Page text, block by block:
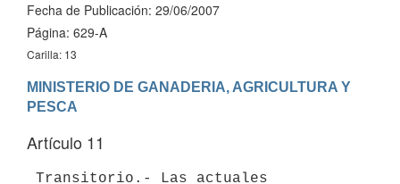
Fecha de Publicación: 29/06/2007
Página: 629-A
Carilla: 13
MINISTERIO DE GANADERIA, AGRICULTURA Y
Artículo 11